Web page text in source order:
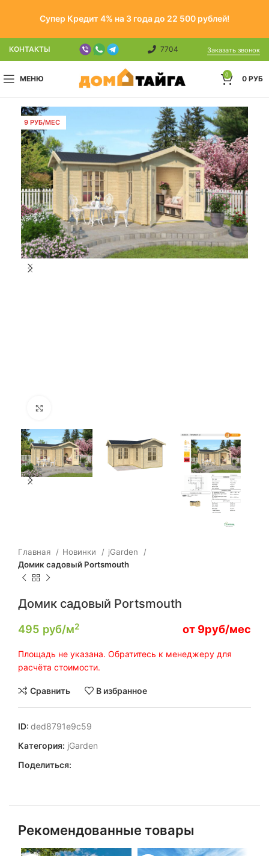
Супер Кредит 4% на 3 года до 22 500 рублей!
КОНТАКТЫ 7704 Заказать звонок
МЕНЮ 0 0 РУБ
9 РУБ/МЕС
Главная Новинки
jGarden
Домик садовый Portsmouth
Домик садовый Portsmouth
495 руб/м2 от 9руб/мес
Площадь не указана. Обратитесь к менеджеру для
расчёта стоимости.
Сравнить В избранное
ID: ded8791e9c59
Категория: jGarden
Поделиться:
Рекомендованные товары